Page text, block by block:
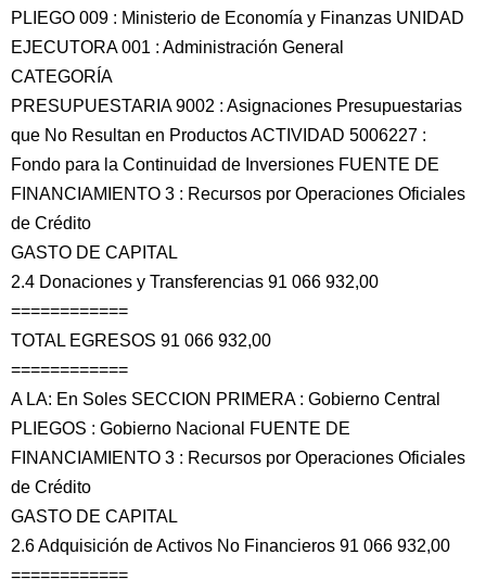
PLIEGO 009 : Ministerio de Economía y Finanzas UNIDAD
EJECUTORA 001 : Administración General
CATEGORÍA
PRESUPUESTARIA 9002 : Asignaciones Presupuestarias
que No Resultan en Productos ACTIVIDAD 5006227 :
Fondo para la Continuidad de Inversiones FUENTE DE
FINANCIAMIENTO 3 : Recursos por Operaciones Oficiales
de Crédito
GASTO DE CAPITAL
2.4 Donaciones y Transferencias 91 066 932,00
============
TOTAL EGRESOS 91 066 932,00
============
A LA: En Soles SECCION PRIMERA : Gobierno Central
PLIEGOS : Gobierno Nacional FUENTE DE
FINANCIAMIENTO 3 : Recursos por Operaciones Oficiales
de Crédito
GASTO DE CAPITAL
2.6 Adquisición de Activos No Financieros 91 066 932,00
============